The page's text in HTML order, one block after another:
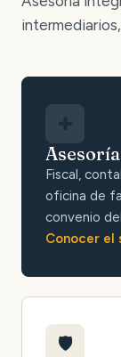
Fiscal,
oficina de
convenio
Conocer el
🛡️